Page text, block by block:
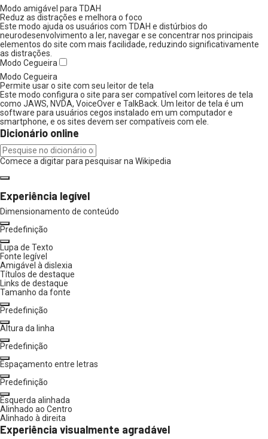
Modo amigável para TDAH
Reduz as distrações e melhora o foco
Este modo ajuda os usuários com TDAH e distúrbios do
neurodesenvolvimento a ler, navegar e se concentrar nos principais
elementos do site com mais facilidade, reduzindo significativamente
as distrações.
Modo Cegueira
Modo Cegueira
Permite usar o site com seu leitor de tela
Este modo configura o site para ser compatível com leitores de tela
como JAWS, NVDA, VoiceOver e TalkBack. Um leitor de tela é um
software para usuários cegos instalado em um computador e
smartphone, e os sites devem ser compatíveis com ele.
Dicionário online
Comece a digitar para pesquisar na Wikipedia
Experiência legível
Dimensionamento de conteúdo
Predefinição
Lupa de Texto
Fonte legível
Amigável à dislexia
Títulos de destaque
Links de destaque
Tamanho da fonte
Predefinição
Altura da linha
Predefinição
Espaçamento entre letras
Predefinição
Esquerda alinhada
Alinhado ao Centro
Alinhado à direita
Experiência visualmente agradável